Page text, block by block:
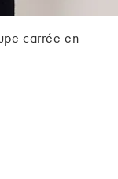
carrée en